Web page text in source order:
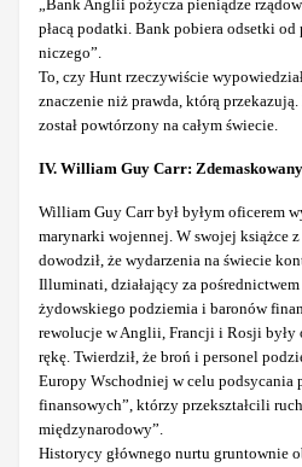
„Bank Anglii pożycza pieniądze
płacą podatki. Bank pobiera odsetki
niczego”.
To, czy Hunt rzeczywiście
znaczenie niż prawda, którą
został powtórzony na całym świecie.
IV. William Guy Carr:
William Guy Carr był byłym oficerem
marynarki wojennej. W swojej książce
dowodził, że wydarzenia na świecie
Illuminati, działający za
żydowskiego podziemia i baronów
rewolucje w Anglii, Francji i Rosji były
rękę. Twierdził, że broń i personel
Europy Wschodniej w celu podsycania
finansowych”, którzy przekształcili
międzynarodowy”.
Historycy głównego nurtu gruntownie